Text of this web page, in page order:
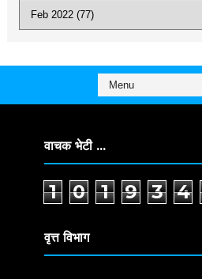
वाचक भेटी ...
1 0 1 9 3 4
वृत्त विभाग